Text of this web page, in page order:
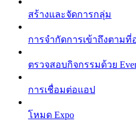
สร้างและจัดการกลุ่ม
การจำกัดการเข้าถึงตามที่
ตรวจสอบกิจกรรมด้วย
การเชื่อมต่อแอป
โหมด Expo